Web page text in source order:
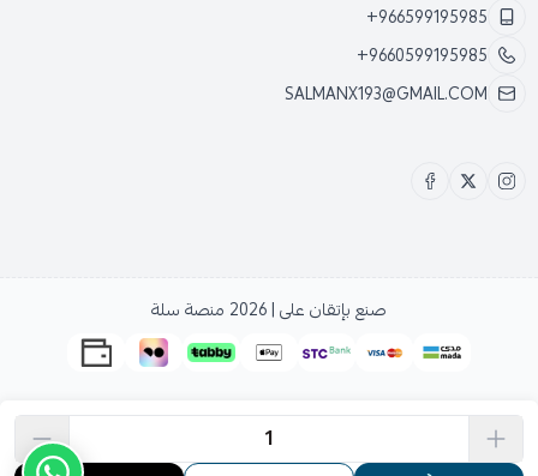
+966599195985
+9660599195985
SALMANX193@GMAIL.COM
صنع بإتقان على | 2026 منصة سلة